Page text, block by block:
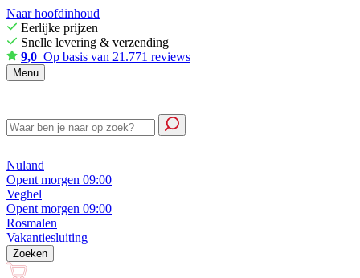
Naar hoofdinhoud
Eerlijke prijzen
Snelle levering & verzending
9,0 Op basis van 21.771 reviews
Menu
Nuland
Opent morgen 09:00
Veghel
Opent morgen 09:00
Rosmalen
Vakantiesluiting
Zoeken